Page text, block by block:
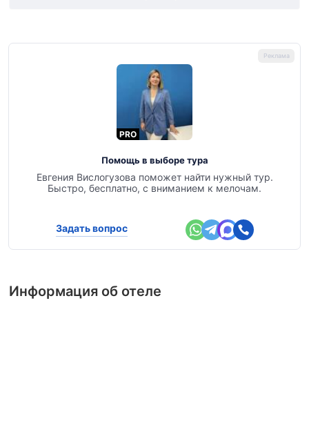
PRO
Помощь в выборе тура
Евгения Вислогузова поможет найти нужный тур.
Быстро, бесплатно, с вниманием к мелочам.
Задать вопрос
Информация об отеле